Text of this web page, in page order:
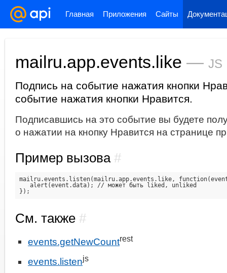
Главная Приложения Сайты
mailru.app.events.like — js
Подпись на событие нажатия кнопки
событие нажатия кнопки Нравится.
Подписавшись на это событие вы будете
о нажатии на кнопку Нравится на странице
Пример вызова #
mailru.events.listen(mailru.app.events.like,
   alert(event.data); // может быть liked, unliked
См. также #
events.getNewCountrest
events.listenjs